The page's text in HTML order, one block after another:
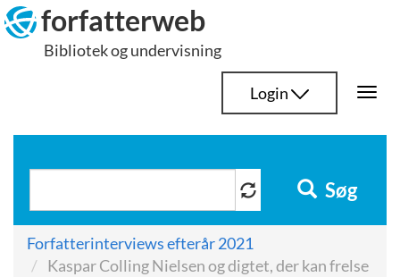
Hop
til
indhold
forfatterweb
Bibliotek og undervisning
Login
Søg
Forfatterinterviews efterår 2021
Kaspar Colling Nielsen og digtet, der kan frelse